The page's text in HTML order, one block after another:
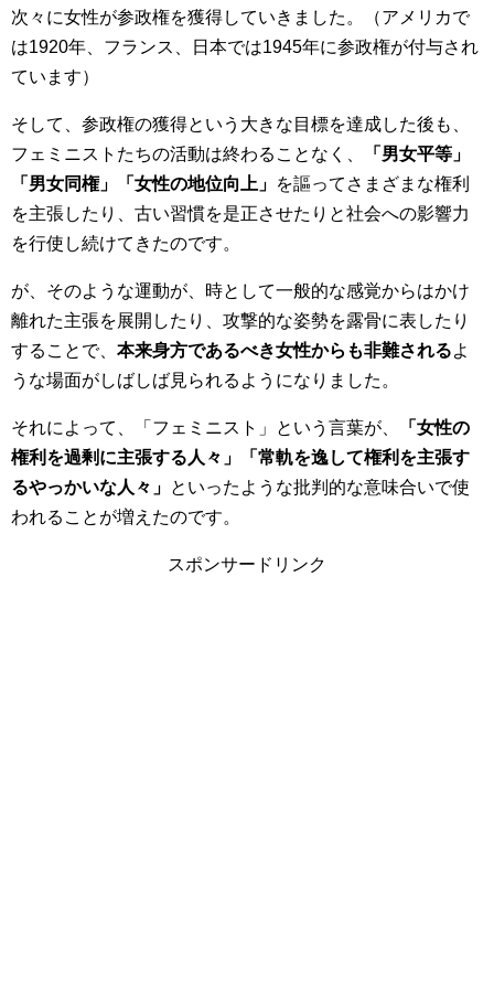
次々に女性が参政権を獲得していきました。（アメリカで
は1920年、フランス、日本では1945年に参政権が付与され
ています）
そして、参政権の獲得という大きな目標を達成した後も、
フェミニストたちの活動は終わることなく、
「男女平等」
「男女同権」「女性の地位向上」 を謳ってさまざまな権利
を主張したり、古い習慣を是正させたりと社会への影響力
を行使し続けてきたのです。
が、そのような運動が、時として一般的な感覚からはかけ
離れた主張を展開したり、攻撃的な姿勢を露骨に表したり
することで、 本来身方であるべき女性からも非難されるよ
うな場面がしばしば見られるようになりました。
それによって、「フェミニスト」という言葉が、
「女性の
権利を過剰に主張する人々」「常軌を逸して権利を主張す
るやっかいな人々」 といったような批判的な意味合いで使
われることが増えたのです。
スポンサードリンク